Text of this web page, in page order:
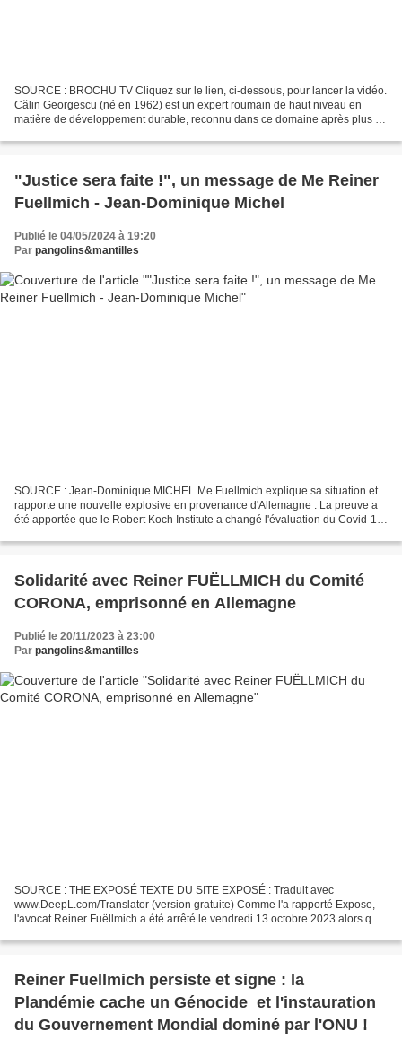
SOURCE : BROCHU TV Cliquez sur le lien, ci-dessous, pour lancer la vidéo.
Călin Georgescu (né en 1962) est un expert roumain de haut niveau en
matière de développement durable, reconnu dans ce domaine après plus de
"Justice sera faite !", un message de Me Reiner
Fuellmich - Jean-Dominique Michel
Publié le 04/05/2024 à 19:20
Par pangolins&mantilles
SOURCE : Jean-Dominique MICHEL Me Fuellmich explique sa situation et
rapporte une nouvelle explosive en provenance d'Allemagne : La preuve a
été apportée que le Robert Koch Institute a changé l'évaluation du Covid-19
Solidarité avec Reiner FUËLLMICH du Comité
CORONA, emprisonné en Allemagne
Publié le 20/11/2023 à 23:00
Par pangolins&mantilles
SOURCE : THE EXPOSÉ TEXTE DU SITE EXPOSÉ : Traduit avec
www.DeepL.com/Translator (version gratuite) Comme l'a rapporté Expose,
l'avocat Reiner Fuëllmich a été arrêté le vendredi 13 octobre 2023 alors qu'il
Reiner Fuellmich persiste et signe : la
Plandémie cache un Génocide et l'instauration
du Gouvernement Mondial dominé par l'ONU !